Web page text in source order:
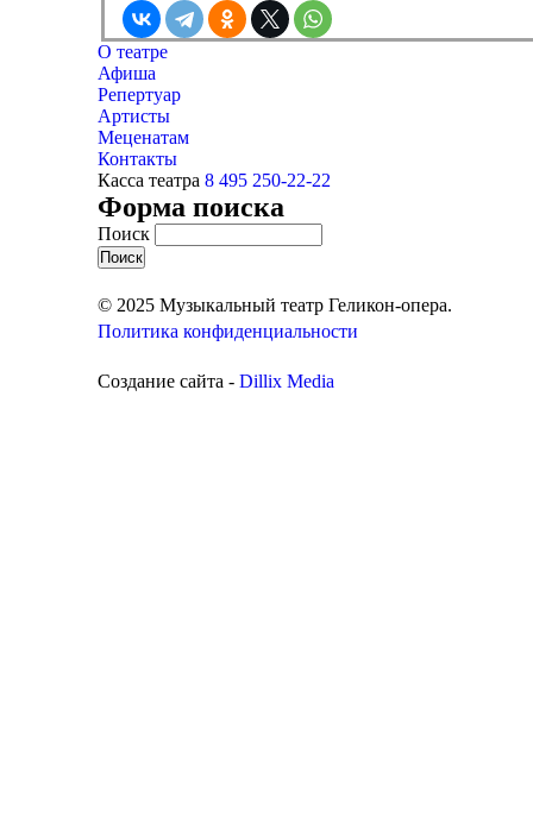
О театре
Афиша
Репертуар
Артисты
Меценатам
Контакты
Касса театра 8 495 250-22-22
Форма поиска
Поиск
© 2025 Музыкальный театр Геликон-опера.
Политика конфиденциальности
Создание сайта - Dillix Media